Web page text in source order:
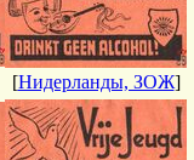
[Нидерланды, ЗОЖ]